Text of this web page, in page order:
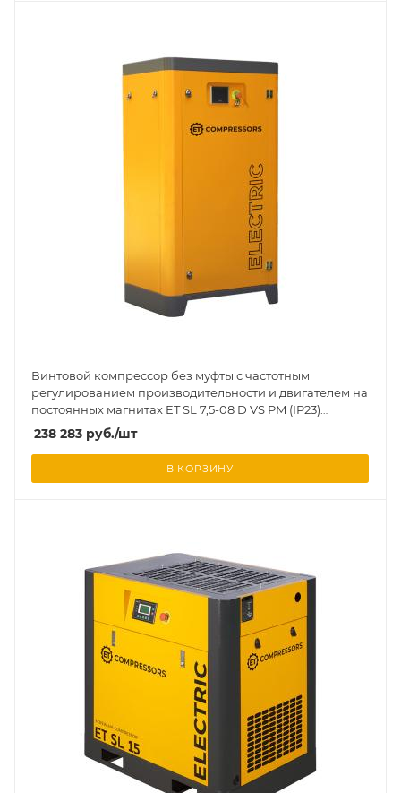
Винтовой компрессор без муфты с частотным
регулированием производительности и двигателем на
постоянных магнитах ET SL 7,5-08 D VS PM (IP23)
вертикальное исполнение на ресивере 130 л
238 283 руб./шт
В КОРЗИНУ